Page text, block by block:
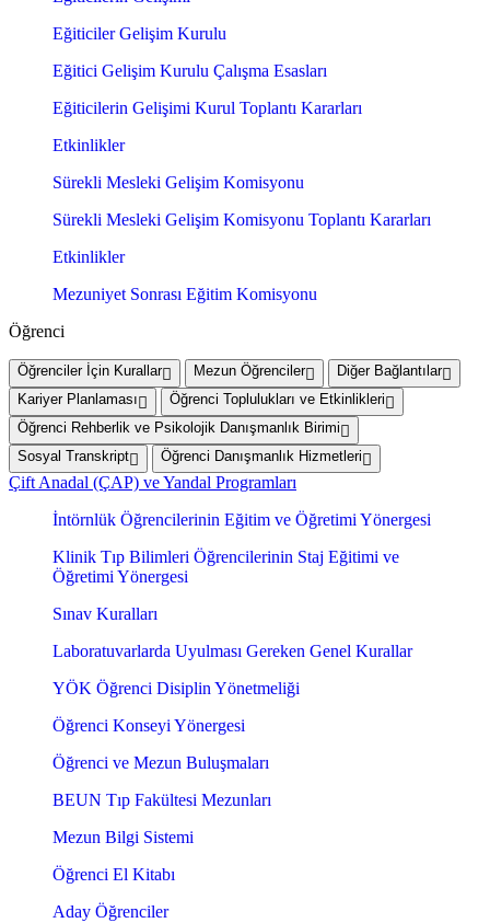
Eğiticiler Gelişim Kurulu
Eğitici Gelişim Kurulu Çalışma Esasları
Eğiticilerin Gelişimi Kurul Toplantı Kararları
Etkinlikler
Sürekli Mesleki Gelişim Komisyonu
Sürekli Mesleki Gelişim Komisyonu Toplantı Kararları
Etkinlikler
Mezuniyet Sonrası Eğitim Komisyonu
Öğrenci
Öğrenciler İçin Kurallar Mezun Öğrenciler
Diğer Bağlantılar
Kariyer Planlaması
Öğrenci Toplulukları ve Etkinlikleri
Öğrenci Rehberlik ve Psikolojik Danışmanlık Birimi
Sosyal Transkript
Öğrenci Danışmanlık Hizmetleri
Çift Anadal (ÇAP) ve Yandal Programları
İntörnlük Öğrencilerinin Eğitim ve Öğretimi Yönergesi
Klinik Tıp Bilimleri Öğrencilerinin Staj Eğitimi ve
Öğretimi Yönergesi
Sınav Kuralları
Laboratuvarlarda Uyulması Gereken Genel Kurallar
YÖK Öğrenci Disiplin Yönetmeliği
Öğrenci Konseyi Yönergesi
Öğrenci ve Mezun Buluşmaları
BEUN Tıp Fakültesi Mezunları
Mezun Bilgi Sistemi
Öğrenci El Kitabı
Aday Öğrenciler